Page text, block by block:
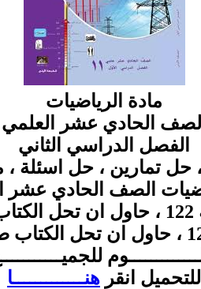
مادة الرياضيات
الصف الحادي عشر العلمي
الفصل الدراسي الثاني
حل تمارين ، حل اسئلة
الصف الحادي
للتحميل انقر هنـــــــــــــا